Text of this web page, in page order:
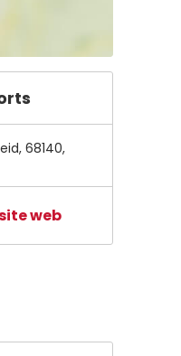
, 68140,
web